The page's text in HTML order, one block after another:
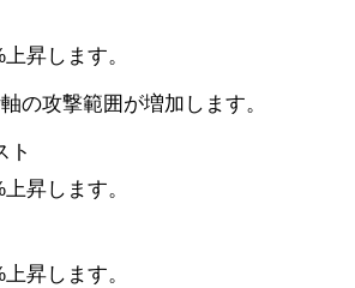
昇します。
の攻撃範囲が増加します。
ト
昇します。
昇します。